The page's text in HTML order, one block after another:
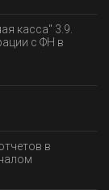
касса" 3.9.
с ФН в
в